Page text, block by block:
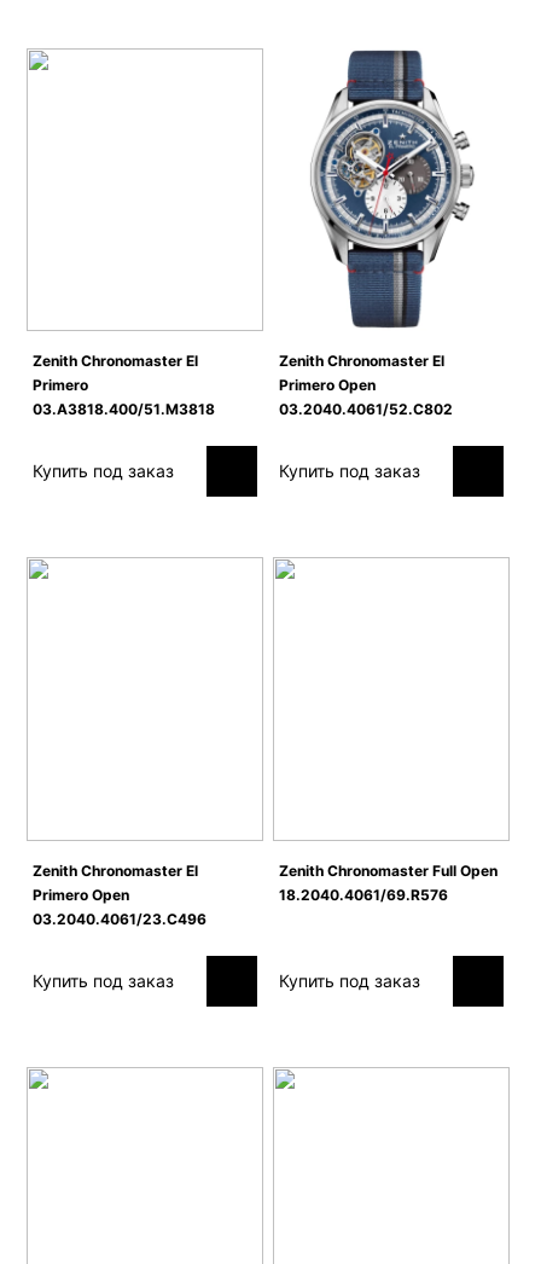
Zenith Сhronomaster El
Primero
03.A3818.400/51.M3818
Купить под заказ
Zenith Сhronomaster El
Primero Open
03.2040.4061/52.C802
Купить под заказ
Zenith Сhronomaster El
Primero Open
03.2040.4061/23.C496
Купить под заказ
Zenith Сhronomaster Full Open
18.2040.4061/69.R576
Купить под заказ